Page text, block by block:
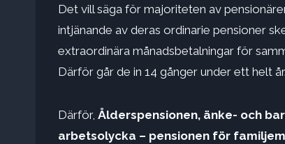
Det vill säga för majoriteten av
intjänande av deras ordinarie pensioner
extraordinära månadsbetalningar för
Därför går de in 14 gånger under ett helt år.
Därför, Ålderspensionen, änke- och
arbetsolycka – pensionen för